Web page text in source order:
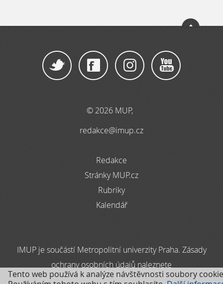
© 2026 MUP,
redakce@imup.cz
Redakce
Stránky MUP.cz
Rubriky
Kalendář
IMUP je součástí Metropolitní univerzity Praha. Zásady
ochrany osobních údajů naleznete
zde
Tento web používá k analýze návštěvnosti soubory